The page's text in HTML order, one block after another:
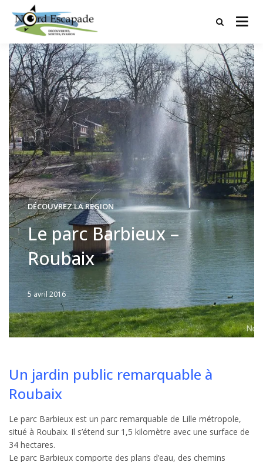
Tourisme et randonnées en Hauts
DÉCOUVREZ LA REGION
Le parc Barbieux –
Roubaix
Written
Jérémie
5 avril 2016
Un jardin public remarquable à
Roubaix
Le parc Barbieux est un parc remarquable de Lille métropole,
situé à Roubaix. Il s’étend sur 1,5 kilomètre avec une surface de
34 hectares.
Le parc Barbieux comporte des plans d’eau, des chemins